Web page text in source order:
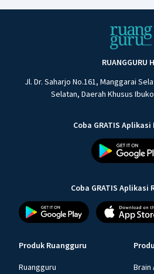
RUANGGURU
Jl. Dr. Saharjo No.161, Manggarai
Selatan, Daerah Khusus
Coba GRATIS
Coba GRATIS Aplikasi
Produk Ruangguru
Ruangguru
Brain